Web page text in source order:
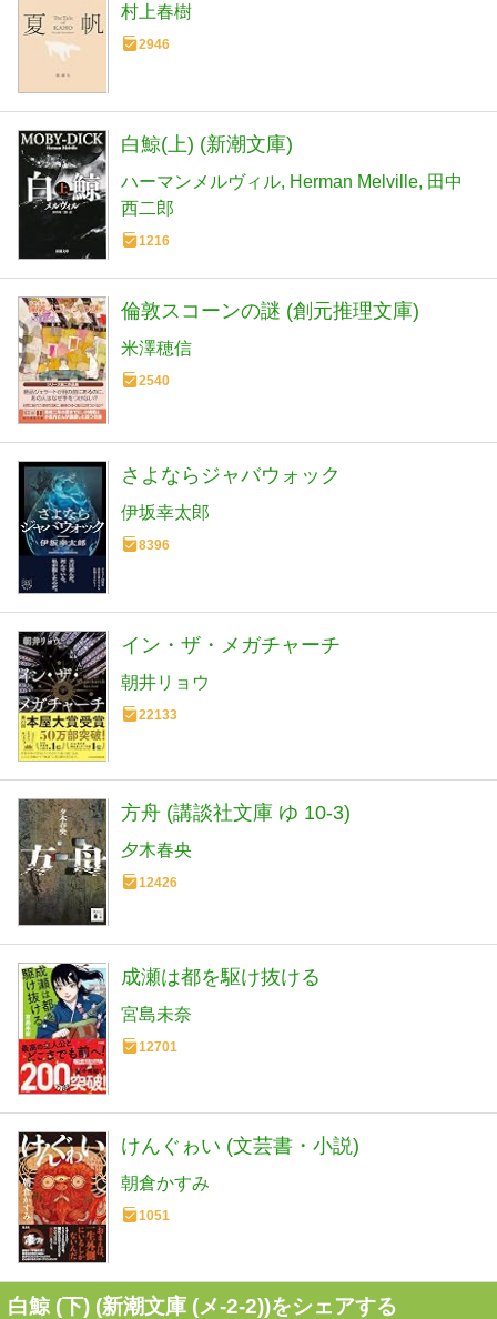
村上春樹
2946
白鯨(上) (新潮文庫)
ハーマンメルヴィル Herman Melville 田中
西二郎
1216
倫敦スコーンの謎 (創元推理文庫)
米澤穂信
2540
さよならジャバウォック
伊坂幸太郎
8396
イン・ザ・メガチャーチ
朝井リョウ
22133
方舟 (講談社文庫 ゆ 10-3)
夕木春央
12426
成瀬は都を駆け抜ける
宮島未奈
12701
けんぐゎい (文芸書・小説)
朝倉かすみ
1051
白鯨 (下) (新潮文庫 (メ-2-2))をシェアする